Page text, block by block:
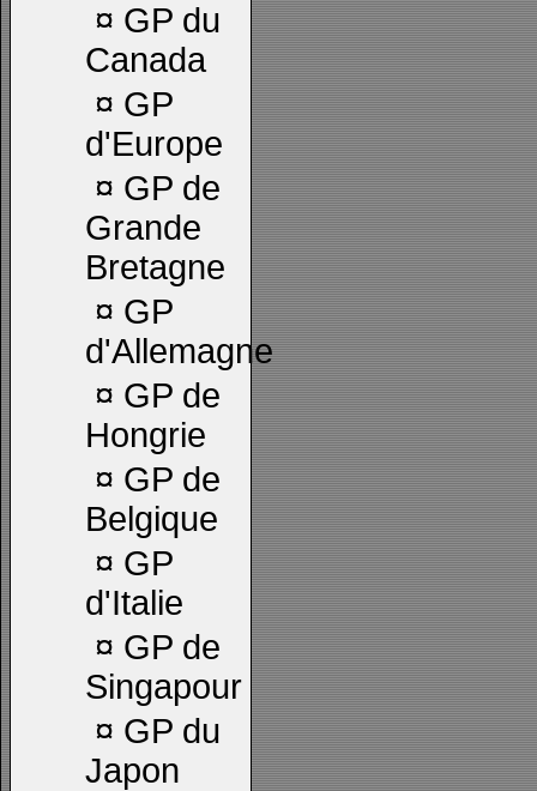
¤ GP du
Canada
¤ GP
d'Europe
¤ GP de
Grande
Bretagne
¤ GP
d'Allemagne
¤ GP de
Hongrie
¤ GP de
Belgique
¤ GP
d'Italie
¤ GP de
Singapour
¤ GP du
Japon